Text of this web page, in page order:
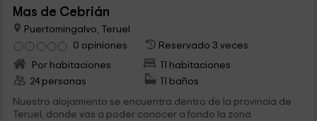
Mas de Cebrián
Puertomingalvo, Teruel
0 opiniones
Reservado 3 veces
Por habitaciones
11 habitaciones
24 personas
11 baños
Nuestro alojamiento se encuentra dentro de la provincia de
Teruel, donde vas a poder conocer a fondo la zona